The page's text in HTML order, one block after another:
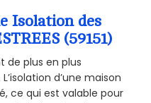
Isolation des
(59151)
de plus en plus
. L’isolation d’une maison
ce qui est valable pour